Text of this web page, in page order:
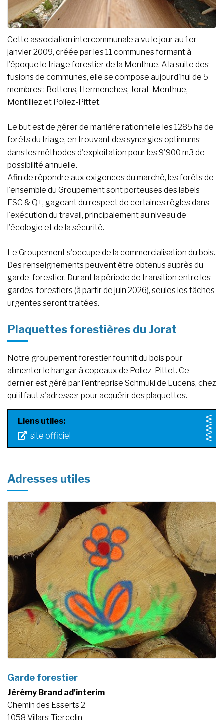
Cette association intercommunale a vu le jour au 1er
janvier 2009, créée par les 11 communes formant à
l'époque le triage forestier de la Menthue. A la suite des
fusions de communes, elle se compose aujourd'hui de 5
membres : Bottens, Hermenches, Jorat-Menthue,
Montilliez et Poliez-Pittet.
Le but est de gérer de manière rationnelle les 1285 ha de
forêts du triage, en trouvant des synergies optimums
dans les méthodes d'exploitation pour les 9'900 m3 de
possibilité annuelle.
Afin de répondre aux exigences du marché, les forêts de
l'ensemble du Groupement sont porteuses des labels
FSC & Q+, gageant du respect de certaines règles dans
l'exécution du travail, principalement au niveau de
l'écologie et de la sécurité.
Le Groupement s'occupe de la commercialisation du bois.
Des renseignements peuvent être obtenus auprès du
garde-forestier. Durant la période de transition entre les
gardes-forestiers (à partir de juin 2026), seules les tâches
urgentes seront traitées.
Plaquettes forestières du Jorat
Notre groupement forestier fournit du bois pour
alimenter le hangar à copeaux de Poliez-Pittet. Ce
dernier est géré par l'entreprise Schmuki de Lucens, chez
qui il faut s'adresser pour acquérir des plaquettes.
Liens utiles:
site officiel
Adresses utiles
Garde forestier
Jérémy Brand ad'interim
Chemin des Esserts 2
1058 Villars-Tiercelin